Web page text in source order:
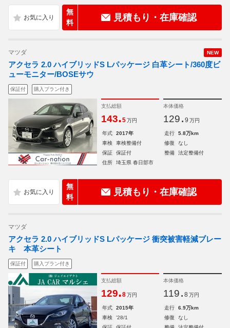
無
料
見積もり・在庫確認
NEW
マツダ
アクセラ 2.0 ハイブリッドS Lパッケージ 白革シート/360度ビ
ューモニター/BOSEサウ
保証付 購入プラン付き
支払総額
143.5 万円
本体価格
129. 9 万円
年式 2017年 走行
5.8万km
車検
車検整備付 修復
なし
保証
保証付 整備
法定整備付
住所
埼玉県 春日部市
無
料
見積もり・在庫確認
マツダ
アクセラ 2.0 ハイブリッドS Lパッケージ 衝突被害軽減ブレー
キ 本革シート
保証付 購入プラン付き
支払総額
129.8 万円
本体価格
119. 8 万円
年式 2015年 走行
6.9万km
車検
'28/1 修復
なし